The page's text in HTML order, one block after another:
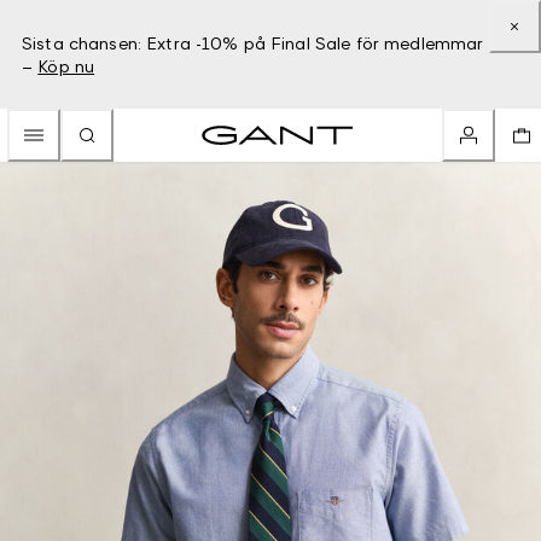
Sista chansen: Extra -10% på Final Sale för medlemmar
– Köp nu